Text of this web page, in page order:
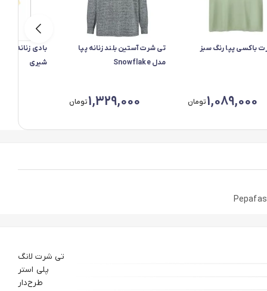
باکسی پپا رنگ سبز
1,089,000تومان
تی شرت آستین بلند زنانه پپا
مدل Snowflake
1,329,000تومان
شیری
تی شرت لانگ
پلی استر
طرح‌دار